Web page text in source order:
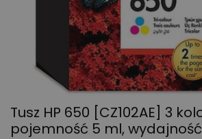
Tusz HP 650 [CZ102AE] 3
pojemność 5 ml,